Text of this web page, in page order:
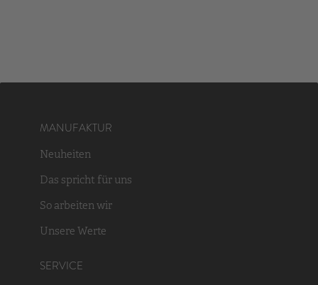
MANUFAKTUR
Neuheiten
Das spricht für uns
So arbeiten wir
Unsere Werte
SERVICE